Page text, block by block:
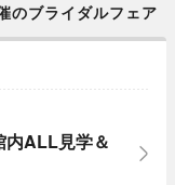
ブライダルフェア
内ALL見学＆